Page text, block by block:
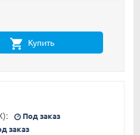
Купить
Под заказ
заказ